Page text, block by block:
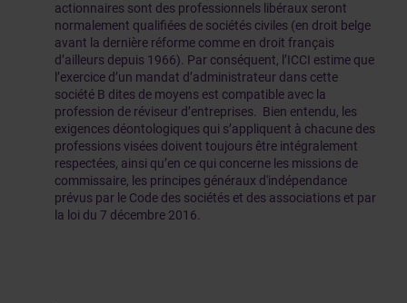
actionnaires sont des professionnels libéraux seront
normalement qualifiées de sociétés civiles (en droit belge
avant la dernière réforme comme en droit français
d’ailleurs depuis 1966). Par conséquent, l’ICCI estime que
l’exercice d’un mandat d’administrateur dans cette
société B dites de moyens est compatible avec la
profession de réviseur d’entreprises. Bien entendu, les
exigences déontologiques qui s’appliquent à chacune des
professions visées doivent toujours être intégralement
respectées, ainsi qu’en ce qui concerne les missions de
commissaire, les principes généraux d'indépendance
prévus par le Code des sociétés et des associations et par
la loi du 7 décembre 2016.